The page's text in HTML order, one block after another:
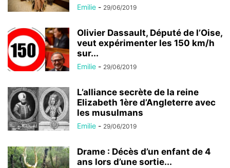
Emilie - 29/06/2019
Olivier Dassault, Député de l’Oise,
veut expérimenter les 150 km/h
sur...
Emilie - 29/06/2019
L’alliance secrète de la reine
Elizabeth 1ère d’Angleterre avec
les musulmans
Emilie - 29/06/2019
Drame : Décès d’un enfant de 4
ans lors d’une sortie...